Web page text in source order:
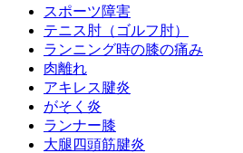
スポーツ障害
テニス肘（ゴルフ肘）
ランニング時の膝の痛み
肉離れ
アキレス腱炎
がそく炎
ランナー膝
大腿四頭筋腱炎